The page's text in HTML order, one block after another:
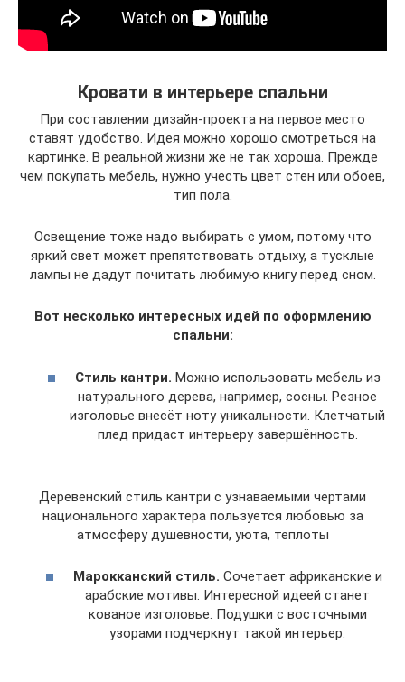
Кровати в интерьере спальни
При составлении дизайн-проекта на первое место
ставят удобство. Идея можно хорошо смотреться на
картинке. В реальной жизни же не так хороша. Прежде
чем покупать мебель, нужно учесть цвет стен или обоев,
тип пола.
Освещение тоже надо выбирать с умом, потому что
яркий свет может препятствовать отдыху, а тусклые
лампы не дадут почитать любимую книгу перед сном.
Вот несколько интересных идей по оформлению
спальни:
Стиль кантри. Можно использовать мебель из
натурального дерева, например, сосны. Резное
изголовье внесёт ноту уникальности. Клетчатый
плед придаст интерьеру завершённость.
Деревенский стиль кантри с узнаваемыми чертами
национального характера пользуется любовью за
атмосферу душевности, уюта, теплоты
Марокканский стиль. Сочетает африканские и
арабские мотивы. Интересной идеей станет
кованое изголовье. Подушки с восточными
узорами подчеркнут такой интерьер.